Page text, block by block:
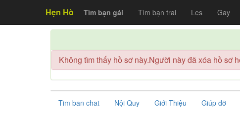
Hẹn Hò Tìm bạn gái Tìm bạn trai Les Gay
Không tìm thấy hồ sơ này.Người này đã xóa hồ sơ
Tim ban chat Nội Quy Giới Thiệu Giúp đỡ